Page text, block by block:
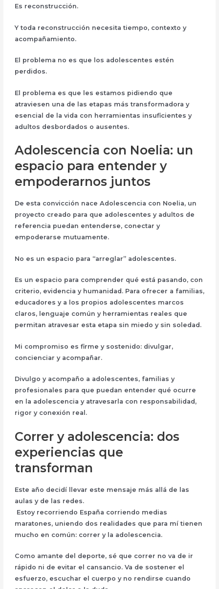
Es reconstrucción.
Y toda reconstrucción necesita tiempo, contexto y
acompañamiento.
El problema no es que los adolescentes estén
perdidos.
El problema es que les estamos pidiendo que
atraviesen una de las etapas más transformadora y
esencial de la vida con herramientas insuficientes y
adultos desbordados o ausentes.
Adolescencia con Noelia: un
espacio para entender y
empoderarnos juntos
De esta convicción nace Adolescencia con Noelia, un
proyecto creado para que adolescentes y adultos de
referencia puedan entenderse, conectar y
empoderarse mutuamente.
No es un espacio para “arreglar” adolescentes.
Es un espacio para comprender qué está pasando, con
criterio, evidencia y humanidad. Para ofrecer a familias,
educadores y a los propios adolescentes marcos
claros, lenguaje común y herramientas reales que
permitan atravesar esta etapa sin miedo y sin soledad.
Mi compromiso es firme y sostenido: divulgar,
concienciar y acompañar.
Divulgo y acompaño a adolescentes, familias y
profesionales para que puedan entender qué ocurre
en la adolescencia y atravesarla con responsabilidad,
rigor y conexión real.
Correr y adolescencia: dos
experiencias que
transforman
Este año decidí llevar este mensaje más allá de las
aulas y de las redes.
Estoy recorriendo España corriendo medias
maratones, uniendo dos realidades que para mí tienen
mucho en común: correr y la adolescencia.
Como amante del deporte, sé que correr no va de ir
rápido ni de evitar el cansancio. Va de sostener el
esfuerzo, escuchar el cuerpo y no rendirse cuando